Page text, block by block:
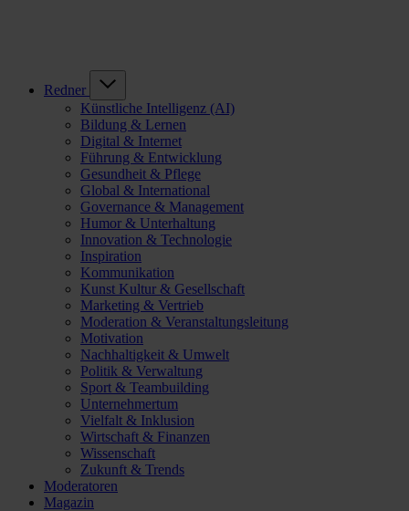
Redner
Künstliche Intelligenz (AI)
Bildung & Lernen
Digital & Internet
Führung & Entwicklung
Gesundheit & Pflege
Global & International
Governance & Management
Humor & Unterhaltung
Innovation & Technologie
Inspiration
Kommunikation
Kunst Kultur & Gesellschaft
Marketing & Vertrieb
Moderation & Veranstaltungsleitung
Motivation
Nachhaltigkeit & Umwelt
Politik & Verwaltung
Sport & Teambuilding
Unternehmertum
Vielfalt & Inklusion
Wirtschaft & Finanzen
Wissenschaft
Zukunft & Trends
Moderatoren
Magazin